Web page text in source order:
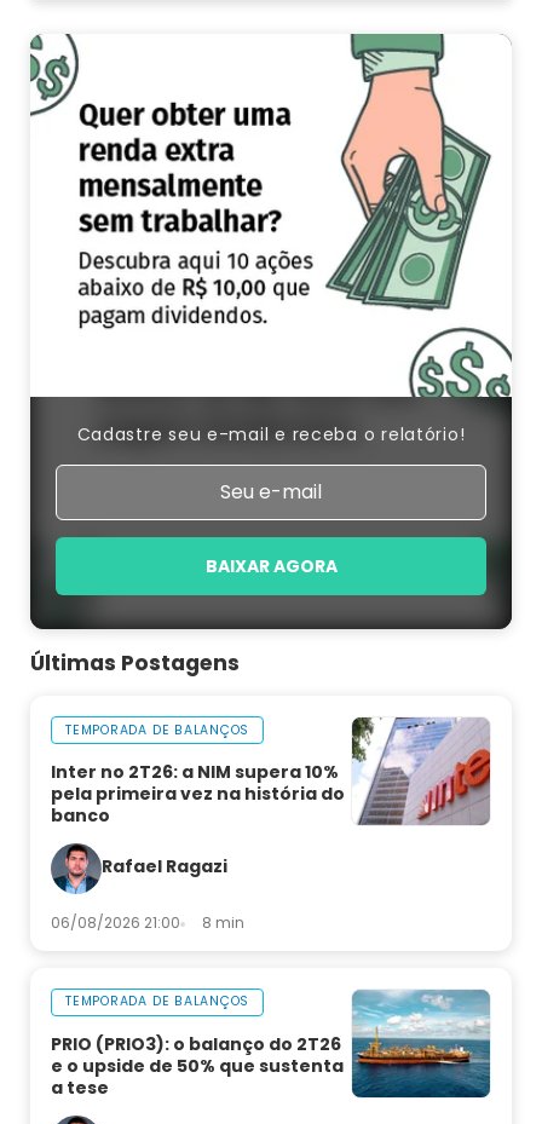
Cadastre seu e-mail e receba o relatório!
BAIXAR AGORA
Últimas Postagens
TEMPORADA DE BALANÇOS
Inter no 2T26: a NIM supera 10%
pela primeira vez na história do
banco
Rafael Ragazi
06/08/2026 21:00 8 min
TEMPORADA DE BALANÇOS
PRIO (PRIO3): o balanço do 2T26
e o upside de 50% que sustenta
a tese